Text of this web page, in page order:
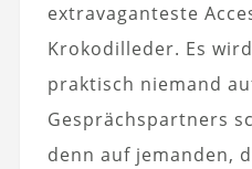
extravaganteste
Krokodilleder. Es
praktisch niemand
Gesprächspartners
denn auf jemanden,